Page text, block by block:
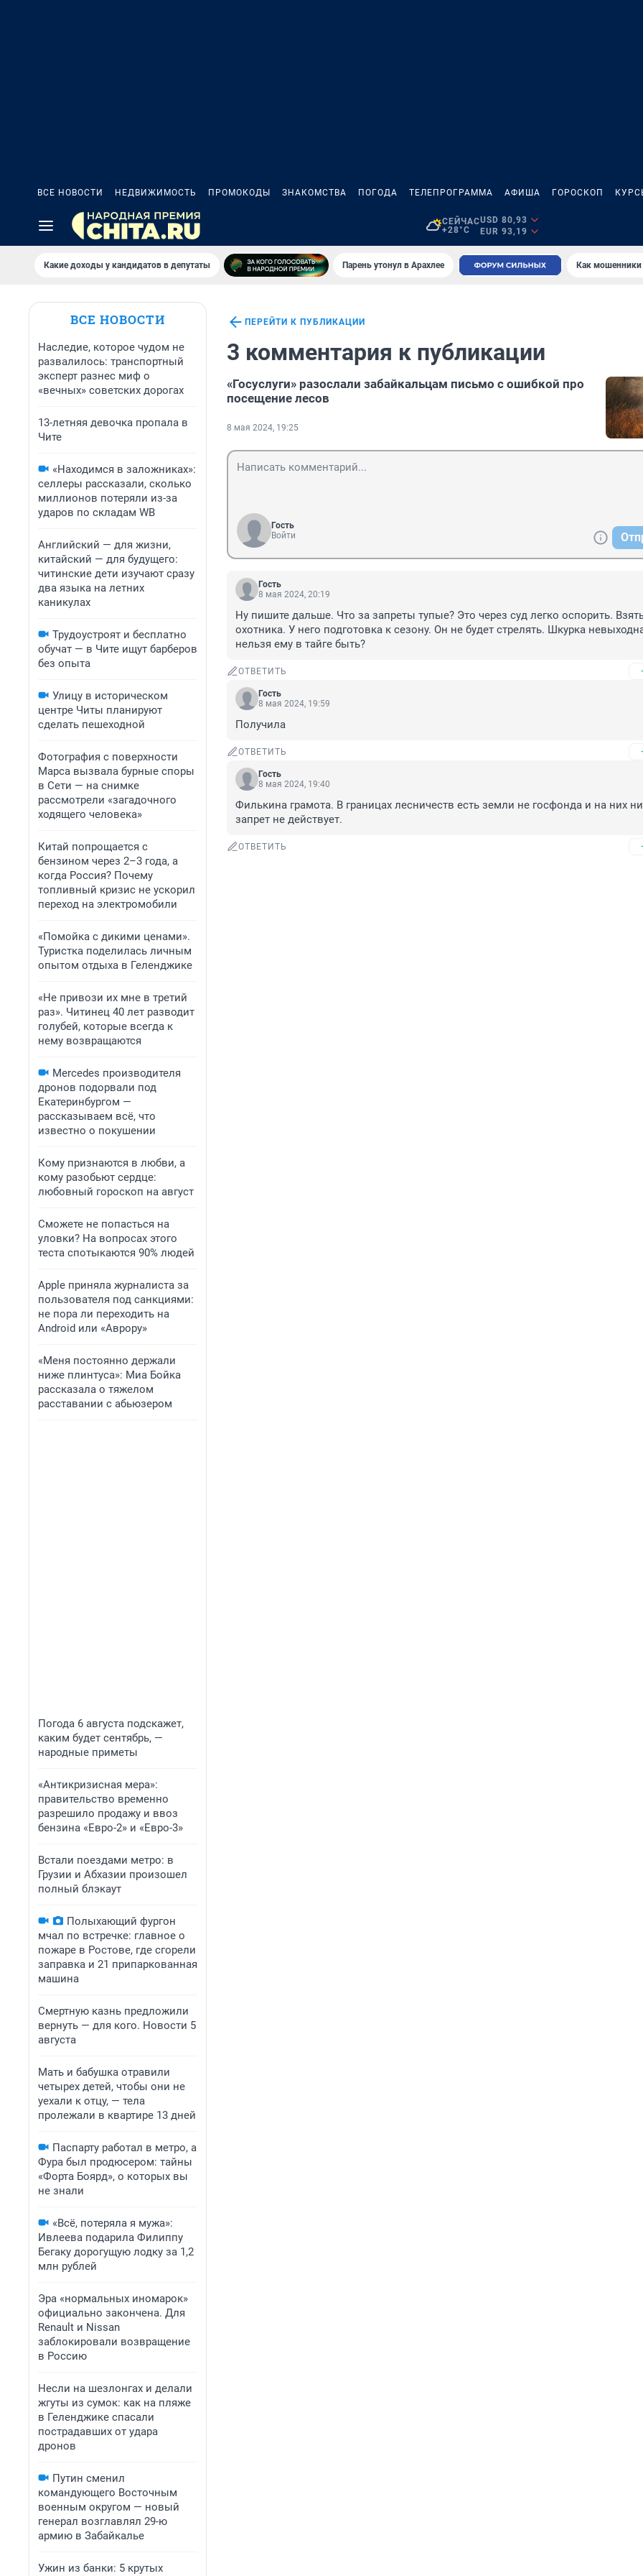
ВСЕ НОВОСТИ НЕДВИЖИМОСТЬ ПРОМОКОДЫ ЗНАКОМСТВА ПОГОДА ТЕЛЕПРОГРАММА АФИША ГОРОСКОП
СЕЙЧАС
+28°C
USD 80,93
EUR 93,19
Какие доходы у кандидатов в депутаты Парень утонул в Арахлее Как
ВСЕ НОВОСТИ
Наследие, которое чудом не
развалилось: транспортный
эксперт разнес миф о
«вечных» советских дорогах
13-летняя девочка пропала в
Чите
«Находимся в заложниках»:
селлеры рассказали, сколько
миллионов потеряли из-за
ударов по складам WB
Английский — для жизни,
китайский — для будущего:
читинские дети изучают сразу
два языка на летних
каникулах
Трудоустроят и бесплатно
обучат — в Чите ищут барберов
без опыта
Улицу в историческом
центре Читы планируют
сделать пешеходной
Фотография с поверхности
Марса вызвала бурные споры
в Сети — на снимке
рассмотрели «загадочного
ходящего человека»
Китай попрощается с
бензином через 2–3 года, а
когда Россия? Почему
топливный кризис не ускорил
переход на электромобили
«Помойка с дикими ценами».
Туристка поделилась личным
опытом отдыха в Геленджике
«Не привози их мне в третий
раз». Читинец 40 лет разводит
голубей, которые всегда к
нему возвращаются
Mercedes производителя
дронов подорвали под
Екатеринбургом —
рассказываем всё, что
известно о покушении
Кому признаются в любви, а
кому разобьют сердце:
любовный гороскоп на август
Сможете не попасться на
уловки? На вопросах этого
теста спотыкаются 90% людей
Apple приняла журналиста за
пользователя под санкциями:
не пора ли переходить на
Android или «Аврору»
«Меня постоянно держали
ниже плинтуса»: Миа Бойка
рассказала о тяжелом
расставании с абьюзером
Погода 6 августа подскажет,
каким будет сентябрь, —
народные приметы
«Антикризисная мера»:
правительство временно
разрешило продажу и ввоз
бензина «Евро-2» и «Евро-3»
Встали поездами метро: в
Грузии и Абхазии произошел
полный блэкаут
Полыхающий фургон
мчал по встречке: главное о
пожаре в Ростове, где сгорели
заправка и 21 припаркованная
машина
Смертную казнь предложили
вернуть — для кого. Новости 5
августа
Мать и бабушка отравили
четырех детей, чтобы они не
уехали к отцу, — тела
пролежали в квартире 13 дней
Паспарту работал в метро, а
Фура был продюсером: тайны
«Форта Боярд», о которых вы
не знали
«Всё, потеряла я мужа»:
Ивлеева подарила Филиппу
Бегаку дорогущую лодку за 1,2
млн рублей
Эра «нормальных иномарок»
официально закончена. Для
Renault и Nissan
заблокировали возвращение
в Россию
Несли на шезлонгах и делали
жгуты из сумок: как на пляже
в Геленджике спасали
пострадавших от удара
дронов
Путин сменил
командующего Восточным
военным округом — новый
генерал возглавлял 29-ю
армию в Забайкалье
Ужин из банки: 5 крутых
ПЕРЕЙТИ К ПУБЛИКАЦИИ
3 комментария к публикации
«Госуслуги» разослали забайкальцам письмо с ошибкой про
посещение лесов
8 мая 2024, 19:25
Гость
Войти
Гость
8 мая 2024, 20:19
Ну пишите дальше. Что за запреты тупые? Это через суд легко оспорить.
охотника. У него подготовка к сезону. Он не будет стрелять. Шкурка
нельзя ему в тайге быть?
ОТВЕТИТЬ
Гость
8 мая 2024, 19:59
Получила
ОТВЕТИТЬ
Гость
8 мая 2024, 19:40
Филькина грамота. В границах лесничеств есть земли не госфонда и на них
запрет не действует.
ОТВЕТИТЬ